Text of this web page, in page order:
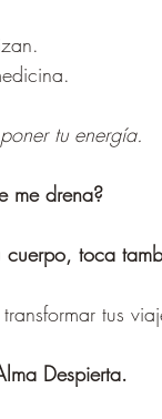
tu energía.
me drena?
toca
tus
Despierta.